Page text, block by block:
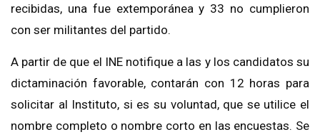
recibidas, una fue extemporánea y 33 no cumplieron
con ser militantes del partido.
A partir de que el INE notifique a las y los candidatos su
dictaminación favorable, contarán con 12 horas para
solicitar al Instituto, si es su voluntad, que se utilice el
nombre completo o nombre corto en las encuestas. Se